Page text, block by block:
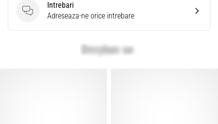
Intrebari
Intrebari
Adreseaza-ne orice intrebare